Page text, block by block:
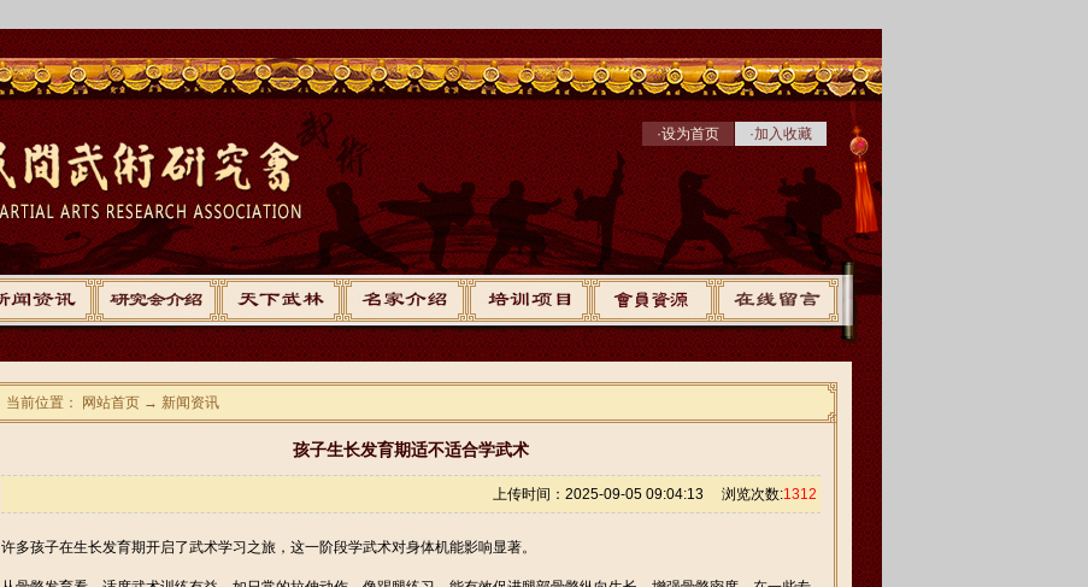
·加入收藏
·设为首页
当前位置： 网站首页 → 新闻资讯
孩子生长发育期适不适合学武术
上传时间：2025-09-05 09:04:13 浏览次数:1312
许多孩子在生长发育期开启了武术学习之旅，这一阶段学武术对身体机能影响显著。